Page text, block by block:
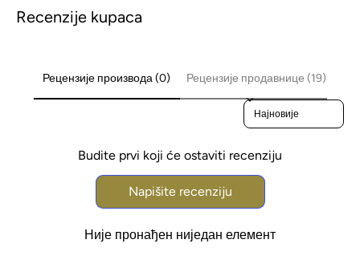
Recenzije kupaca
Рецензије производа (0) Рецензије продавнице (19)
Sort reviews by
Budite prvi koji će ostaviti recenziju
Napišite recenziju
Није пронађен ниједан елемент